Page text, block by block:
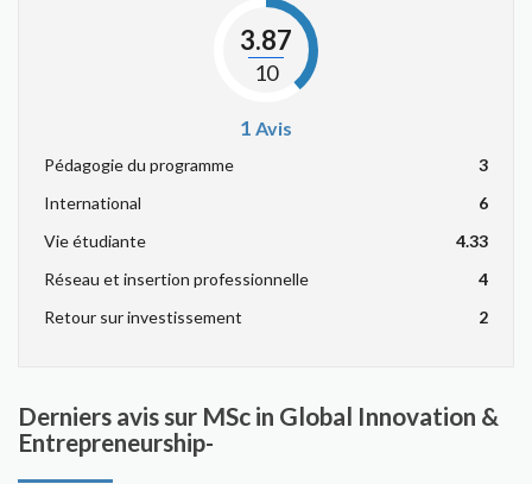
3.87
10
1 Avis
Pédagogie du programme
3
International
6
Vie étudiante
4.33
Réseau et insertion professionnelle
4
Retour sur investissement
2
Derniers avis sur MSc in Global Innovation &
Entrepreneurship-